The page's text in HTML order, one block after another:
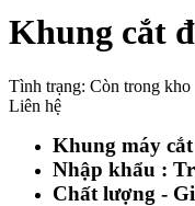
Khung cắt
Tình trạng: Còn trong kho
Liên hệ
Khung máy
Nhập khẩu :
Chất lượng -